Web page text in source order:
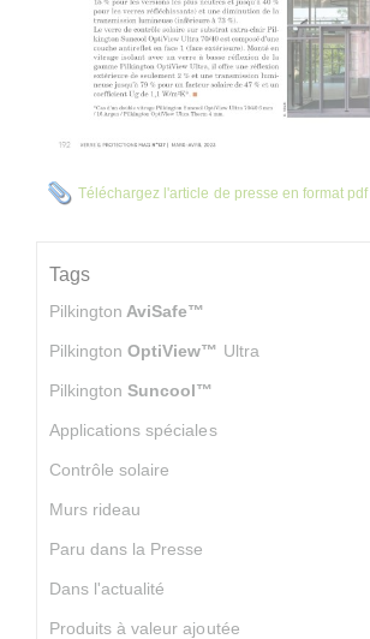
Téléchargez l'article de presse en format pdf
Tags
Pilkington AviSafe™
Pilkington OptiView™ Ultra
Pilkington Suncool™
Applications spéciales
Contrôle solaire
Murs rideau
Paru dans la Presse
Dans l'actualité
Produits à valeur ajoutée